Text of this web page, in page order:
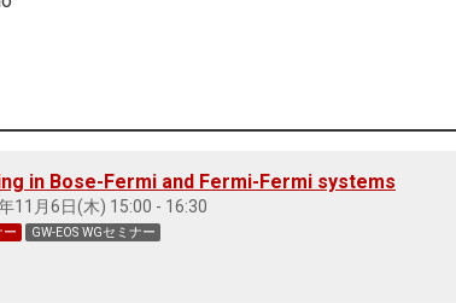
in Bose-Fermi and Fermi-Fermi systems
11月6日(木) 15:00 - 16:30
ー GW-EOS WGセミナー